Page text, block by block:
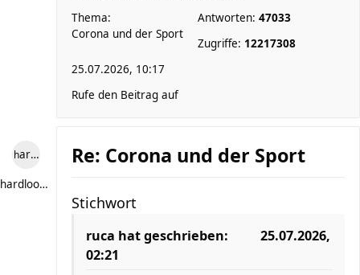
Thema:
Corona und der Sport
Antworten: 47033
Zugriffe: 12217308
25.07.2026, 10:17
Rufe den Beitrag auf
hardlooper
hardlooper
Re: Corona und der Sport
Stichwort
ruca hat geschrieben:
25.07.2026,
02:21